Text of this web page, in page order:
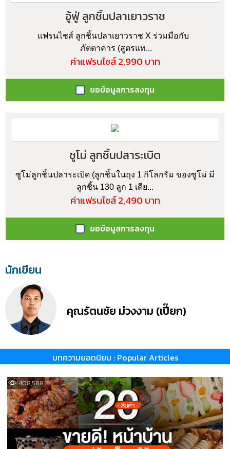
อู้ฟู่ ลูกชิ้นปลาเยาวราช
แฟรนไชส์ ลูกชิ้นปลาเยาวราช X ร่วมมือกับ
ภัตตาคาร (สูตรแท...
ค่าแฟรนไชส์ 2,990 บาท
ขอข้อมูลการลงทุน
ซูโม่ ลูกชิ้นปลาระเบิด
ซูโม่ลูกชิ้นปลาระเบิด (ลูกชิ้นในถุง 1 กิโลกรัม ของซูโม่ มี
ลูกชิ้น 130 ลูก 1 เดีย...
ค่าแฟรนไชส์ 2,490 บาท
ขอข้อมูลการลงทุน
นักเขียน
คุณรัตนชัย ม่วงงาม (เปี๊ยก)
บทความยอดนิยม : Popular Articles
408,588